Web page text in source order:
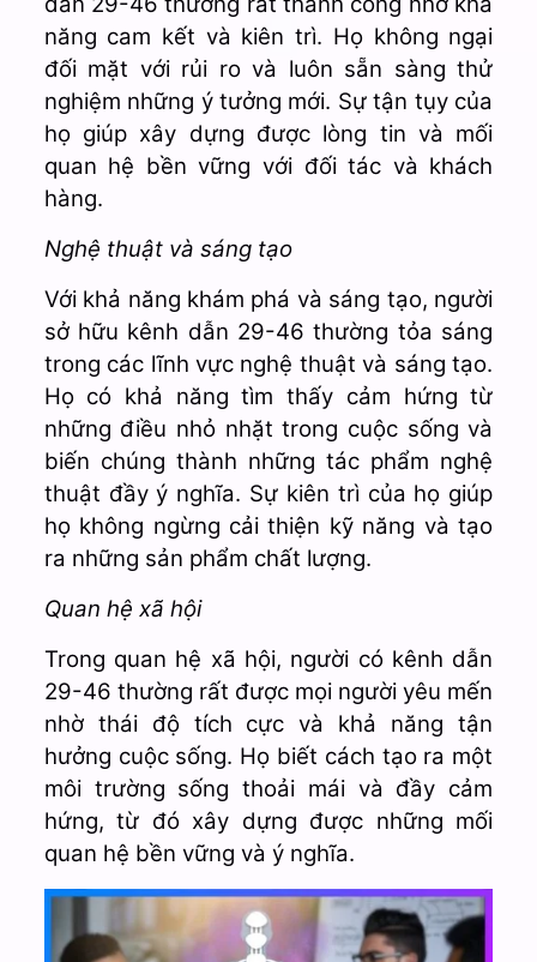
năng cam kết và kiên trì. Họ không ngại
đối mặt với rủi ro và luôn sẵn sàng thử
nghiệm những ý tưởng mới. Sự tận tụy của
họ giúp xây dựng được lòng tin và mối
quan hệ bền vững với đối tác và khách
hàng.
Nghệ thuật và sáng tạo
Với khả năng khám phá và sáng tạo, người
sở hữu kênh dẫn 29-46 thường tỏa sáng
trong các lĩnh vực nghệ thuật và sáng tạo.
Họ có khả năng tìm thấy cảm hứng từ
những điều nhỏ nhặt trong cuộc sống và
biến chúng thành những tác phẩm nghệ
thuật đầy ý nghĩa. Sự kiên trì của họ giúp
họ không ngừng cải thiện kỹ năng và tạo
ra những sản phẩm chất lượng.
Quan hệ xã hội
Trong quan hệ xã hội, người có kênh dẫn
29-46 thường rất được mọi người yêu mến
nhờ thái độ tích cực và khả năng tận
hưởng cuộc sống. Họ biết cách tạo ra một
môi trường sống thoải mái và đầy cảm
hứng, từ đó xây dựng được những mối
quan hệ bền vững và ý nghĩa.